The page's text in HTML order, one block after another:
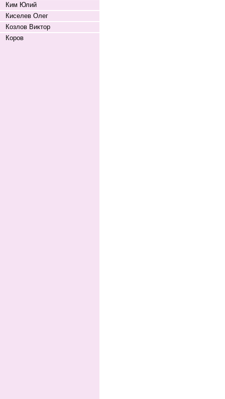
Ким Юлий
Киселев Олег
Козлов Виктор
Коров